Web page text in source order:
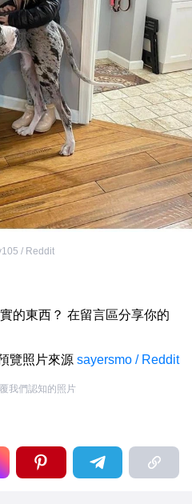
/ Reddit
的東西？ 在留言區分享你的
覽照片來源 sayersmo / Reddit
我們認知的照片